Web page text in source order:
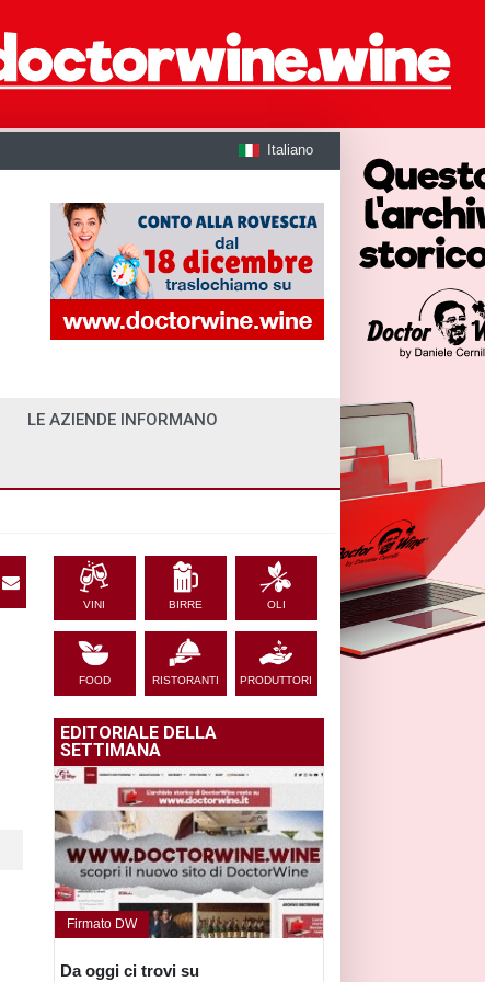
Italiano
LE AZIENDE INFORMANO
VINI BIRRE OLI
FOOD RISTORANTI PRODUTTORI
EDITORIALE DELLA
SETTIMANA
Firmato DW
Da oggi ci trovi su